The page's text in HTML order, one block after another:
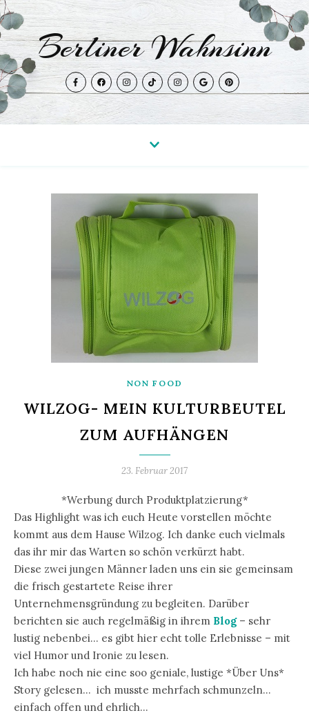
Berliner Wahnsinn
NON FOOD
WILZOG- MEIN KULTURBEUTEL
ZUM AUFHÄNGEN
23. Februar 2017
*Werbung durch Produktplatzierung*
Das Highlight was ich euch Heute vorstellen möchte
kommt aus dem Hause Wilzog. Ich danke euch vielmals
das ihr mir das Warten so schön verkürzt habt.
Diese zwei jungen Männer laden uns ein sie gemeinsam
die frisch gestartete Reise ihrer
Unternehmensgründung zu begleiten. Darüber
berichten sie auch regelmäßig in ihrem Blog – sehr
lustig nebenbei… es gibt hier echt tolle Erlebnisse – mit
viel Humor und Ironie zu lesen.
Ich habe noch nie eine soo geniale, lustige *Über Uns*
Story gelesen… ich musste mehrfach schmunzeln…
einfach offen und ehrlich…